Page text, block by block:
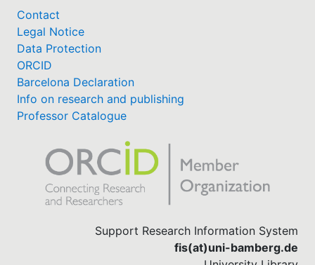
Contact
Legal Notice
Data Protection
ORCID
Barcelona Declaration
Info on research and publishing
Professor Catalogue
Support Research Information System
fis(at)uni-bamberg.de